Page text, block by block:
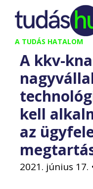
Kilépés
tartalomba
A TUDÁS HATALOM
A kkv-
kell
az
2021. június 17.